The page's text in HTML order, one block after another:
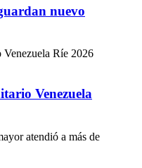
nuevo
Venezuela